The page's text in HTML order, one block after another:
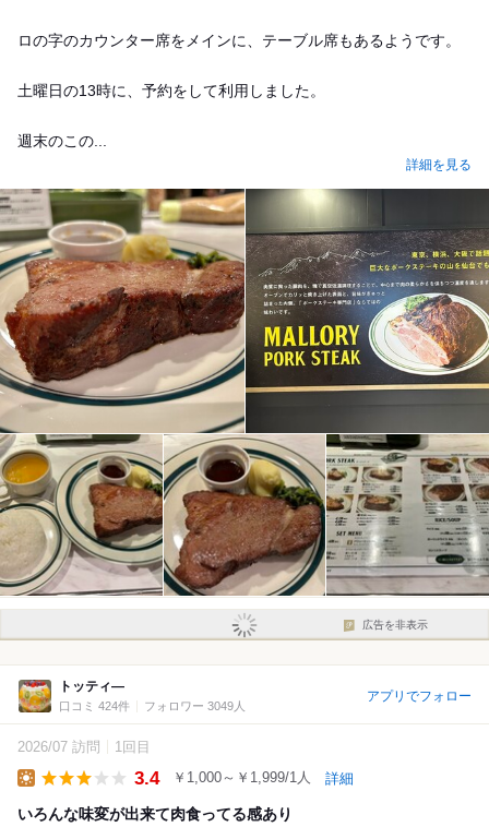
ロの字のカウンター席をメインに、テーブル席もあるようです。
土曜日の13時に、予約をして利用しました。
週末のこの...
詳細を見る
広告を非表示
トッティ―
口コミ 424件 フォロワー 3049人
アプリでフォロー
2026/07 訪問 1回目
3.4 ￥1,000～￥1,999/1人 詳細
いろんな味変が出来て肉食ってる感あり